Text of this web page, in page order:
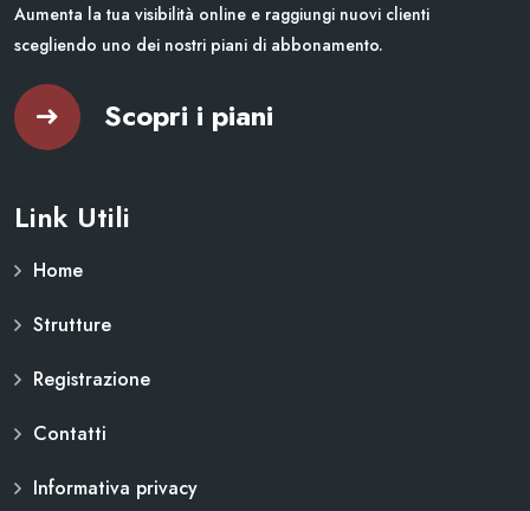
Aumenta la tua visibilità online e raggiungi nuovi clienti
scegliendo uno dei nostri piani di abbonamento.
Scopri i piani
Link Utili
Home
Strutture
Registrazione
Contatti
Informativa privacy